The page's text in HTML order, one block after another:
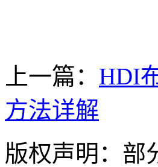
上一篇： HDI
方法详解
版权声明：部